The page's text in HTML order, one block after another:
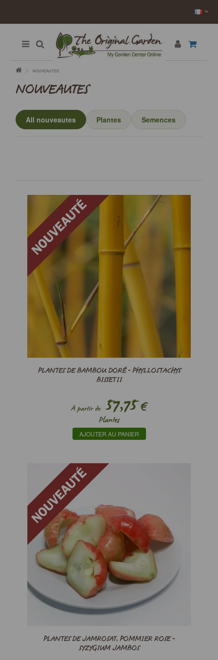
NOUVEAUTES
NOUVEAUTES
All nouveautes Plantes Semences
PLANTES DE BAMBOU DORÉ - PHYLLOSTACHYS
BISSETII
À partir de57,75€
Plantes
AJOUTER AU PANIER
PLANTES DE JAMROSAT, POMMIER ROSE -
SYZYGIUM JAMBOS